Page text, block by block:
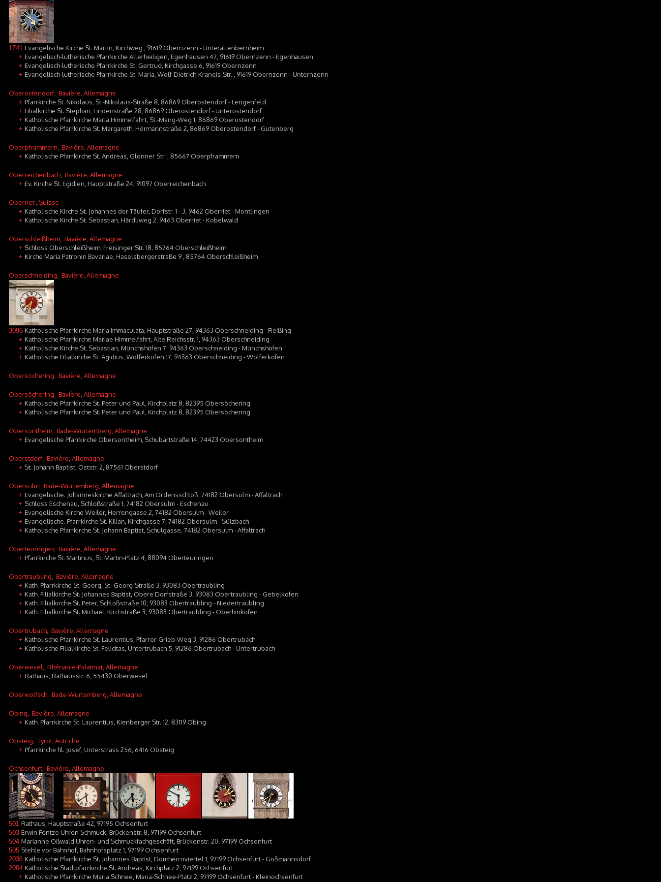
1741 Evangelische Kirche St. Martin, Kirchweg , 91619 Obernzenn - Unteraltenbernheim
+ Evangelisch-lutherische Pfarrkirche Allerheiligen, Egenhausen 47, 91619 Obernzenn - Egenhausen
+ Evangelisch-lutherische Pfarrkirche St. Gertrud, Kirchgasse 6, 91619 Obernzenn
+ Evangelisch-lutherische Pfarrkirche St. Maria, Wolf-Dietrich-Kraneis-Str. , 91619 Obernzenn - Unternzenn
Oberostendorf , Bavière, Allemagne
+ Pfarrkirche St. Nikolaus, St.-Nikolaus-Straße 8, 86869 Oberostendorf - Lengenfeld
+ Filialkirche St. Stephan, Lindenstraße 28, 86869 Oberostendorf - Unterostendorf
+ Katholische Pfarrkirche Mariä Himmelfahrt, St.-Mang-Weg 1, 86869 Oberostendorf
+ Katholische Pfarrkirche St. Margareth, Hörmannstraße 2, 86869 Oberostendorf - Gutenberg
Oberpframmern , Bavière, Allemagne
+ Katholische Pfarrkirche St. Andreas, Glonner Str. , 85667 Oberpframmern
Oberreichenbach , Bavière, Allemagne
+ Ev. Kirche St. Egidien, Hauptstraße 24, 91097 Oberreichenbach
Oberriet , Suisse
+ Katholische Kirche St. Johannes der Täufer, Dorfstr. 1 - 3, 9462 Oberriet - Montlingen
+ Katholische Kirche St. Sebastian, Härdliweg 2, 9463 Oberriet - Kobelwald
Oberschleißheim , Bavière, Allemagne
+ Schloss Oberschleißheim, Freisinger Str. 18, 85764 Oberschleißheim
+ Kirche Maria Patronin Bavariae, Haselsbergerstraße 9 , 85764 Oberschleißheim
Oberschneiding , Bavière, Allemagne
3096 Katholische Pfarrkirche Maria Immaculata, Hauptstraße 27, 94363 Oberschneiding - Reißing
+ Katholische Pfarrkirche Mariae Himmelfahrt, Alte Reichsstr. 1, 94363 Oberschneiding
+ Katholische Kirche St. Sebastian, Münchshöfen 7, 94363 Oberschneiding - Münchshofen
+ Katholische Filialkirche St. Ägidius, Wolferkofen 17, 94363 Oberschneiding - Wolferkofen
Obersöchering , Bavière, Allemagne
Obersöchering , Bavière, Allemagne
+ Katholische Pfarrkirche St. Peter und Paul, Kirchplatz 8, 82395 Obersöchering
+ Katholische Pfarrkirche St. Peter und Paul, Kirchplatz 8, 82395 Obersöchering
Obersontheim , Bade-Wurtemberg, Allemagne
+ Evangelische Pfarrkirche Obersontheim, Schubartstraße 14, 74423 Obersontheim
Oberstdorf , Bavière, Allemagne
+ St. Johann Baptist, Oststr. 2, 87561 Oberstdorf
Obersulm , Bade-Wurtemberg, Allemagne
+ Evangelische. Johanneskirche Affaltrach, Am Ordensschloß, 74182 Obersulm - Affaltrach
+ Schloss Eschenau, Schloßstraße 1, 74182 Obersulm - Eschenau
+ Evangelische Kirche Weiler, Herrengasse 2, 74182 Obersulm - Weiler
+ Evangelische. Pfarrkirche St. Kilian, Kirchgasse 7, 74182 Obersulm - Sülzbach
+ Katholische Pfarrkirche St. Johann Baptist, Schulgasse, 74182 Obersulm - Affaltrach
Oberteuringen , Bavière, Allemagne
+ Pfarrkirche St. Martinus, St. Martin-Platz 4, 88094 Oberteuringen
Obertraubling , Bavière, Allemagne
+ Kath. Pfarrkirche St. Georg, St.-Georg-Straße 3, 93083 Obertraubling
+ Kath. Filialkirche St. Johannes Baptist, Obere Dorfstraße 3, 93083 Obertraubling - Gebelkofen
+ Kath. Filialkirche St. Peter, Schloßstraße 10, 93083 Obertraubling - Niedertraubling
+ Kath. Filialkirche St. Michael, Kirchstraße 3, 93083 Obertraubling - Oberhinkofen
Obertrubach , Bavière, Allemagne
+ Katholische Pfarrkirche St. Laurentius, Pfarrer-Grieb-Weg 3, 91286 Obertrubach
+ Katholische Filialkirche St. Felicitas, Untertrubach 5, 91286 Obertrubach - Untertrubach
Oberwesel , Rhénanie-Palatinat, Allemagne
+ Rathaus, Rathausstr. 6, 55430 Oberwesel
Oberwolfach , Bade-Wurtemberg, Allemagne
Obing , Bavière, Allemagne
+ Kath. Pfarrkirche St. Laurentius, Kienberger Str. 12, 83119 Obing
Obsteig , Tyrol, Autriche
+ Pfarrkirche hl. Josef, Unterstrass 256, 6416 Obsteig
Ochsenfurt , Bavière, Allemagne
501 Rathaus, Hauptstraße 42, 97195 Ochsenfurt
503 Erwin Fentze Uhren Schmuck, Brückenstr. 8, 97199 Ochsenfurt
504 Marianne Oßwald Uhren- und Schmuckfachgeschäft, Brückenstr. 20, 97199 Ochsenfurt
505 Stehle vor Bahnhof, Bahnhofsplatz 1, 97199 Ochsenfurt
2036 Katholische Pfarrkirche St. Johannes Baptist, Domherrnviertel 1, 97199 Ochsenfurt - Goßmannsdorf
2004 Katholische Stadtpfarrkirche St. Andreas, Kirchplatz 2, 97199 Ochsenfurt
+ Katholische Pfarrkirche Maria Schnee, Maria-Schnee-Platz 2, 97199 Ochsenfurt - Kleinochsenfurt